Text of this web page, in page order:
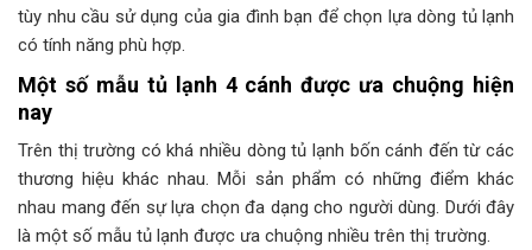
tùy nhu cầu sử dụng của gia đình bạn để chọn lựa dòng tủ lạnh
có tính năng phù hợp.
Một số mẫu tủ lạnh 4 cánh được ưa chuộng hiện
nay
Trên thị trường có khá nhiều dòng tủ lạnh bốn cánh đến từ các
thương hiệu khác nhau. Mỗi sản phẩm có những điểm khác
nhau mang đến sự lựa chọn đa dạng cho người dùng. Dưới đây
là một số mẫu tủ lạnh được ưa chuộng nhiều trên thị trường.